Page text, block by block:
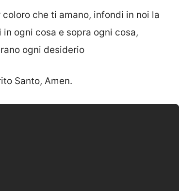
che ti amano, infondi in noi la
ogni cosa e sopra ogni cosa,
ogni desiderio
Santo, Amen.